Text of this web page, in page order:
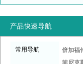
产品快速导航
常用导航 倍加福
菲尼克